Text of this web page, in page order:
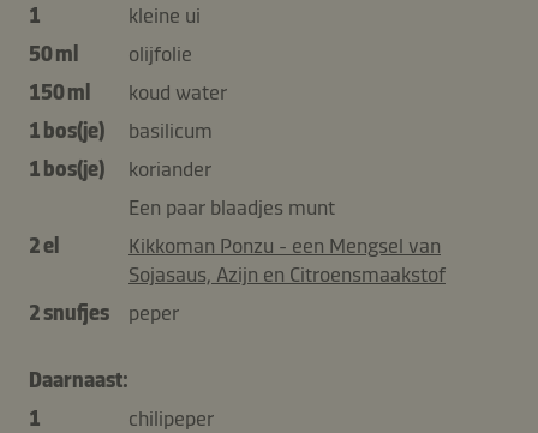
1
kleine ui
50 ml
olijfolie
150 ml
koud water
1 bos(je)
basilicum
1 bos(je)
koriander
Een paar blaadjes munt
2 el
Kikkoman Ponzu - een Mengsel van
Sojasaus, Azijn en Citroensmaakstof
2 snufjes
peper
Daarnaast:
1
chilipeper